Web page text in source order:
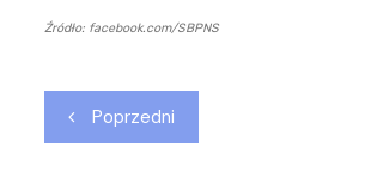
Źródło: facebook.com/SBPNS
Nawigacja
wpisu
Poprzedni